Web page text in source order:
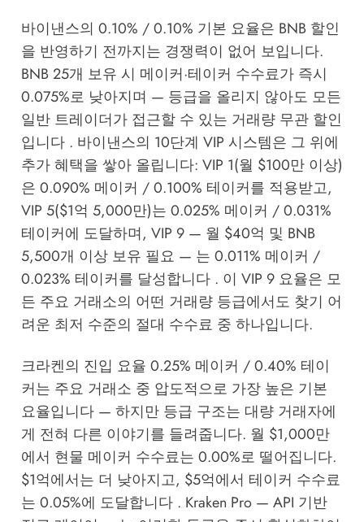
바이낸스의 0.10% / 0.10% 기본 요율은 BNB 할인
을 반영하기 전까지는 경쟁력이 없어 보입니다.
BNB 25개 보유 시 메이커·테이커 수수료가 즉시
0.075%로 낮아지며 — 등급을 올리지 않아도 모든
일반 트레이더가 접근할 수 있는 거래량 무관 할인
입니다 . 바이낸스의 10단계 VIP 시스템은 그 위에
추가 혜택을 쌓아 올립니다: VIP 1(월 $100만 이상)
은 0.090% 메이커 / 0.100% 테이커를 적용받고,
VIP 5($1억 5,000만)는 0.025% 메이커 / 0.031%
테이커에 도달하며, VIP 9 — 월 $40억 및 BNB
5,500개 이상 보유 필요 — 는 0.011% 메이커 /
0.023% 테이커를 달성합니다 . 이 VIP 9 요율은 모
든 주요 거래소의 어떤 거래량 등급에서도 찾기 어
려운 최저 수준의 절대 수수료 중 하나입니다.
크라켄의 진입 요율 0.25% 메이커 / 0.40% 테이
커는 주요 거래소 중 압도적으로 가장 높은 기본
요율입니다 — 하지만 등급 구조는 대량 거래자에
게 전혀 다른 이야기를 들려줍니다. 월 $1,000만
에서 현물 메이커 수수료는 0.00%로 떨어집니다.
$1억에서는 더 낮아지고, $5억에서 테이커 수수료
는 0.05%에 도달합니다 . Kraken Pro — API 기반